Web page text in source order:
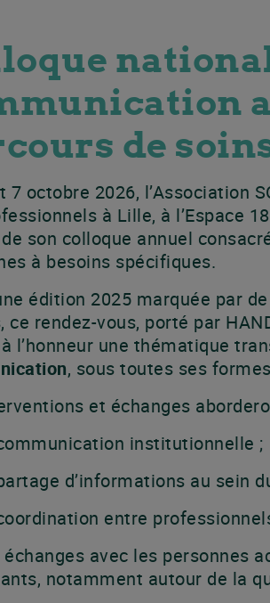
national
de
7 octobre 2026, l’Association
à Lille, à l’Espace
son colloque annuel
à besoins spécifiques.
édition 2025 marquée par
ce rendez-vous, porté par
l’honneur une thématique
, sous toutes ses
et échanges
institutionnelle ;
d’informations au sein
entre
échanges avec les personnes
notamment autour de la